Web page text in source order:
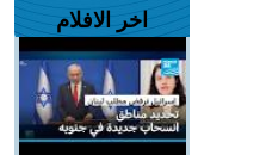
اخر الافلام